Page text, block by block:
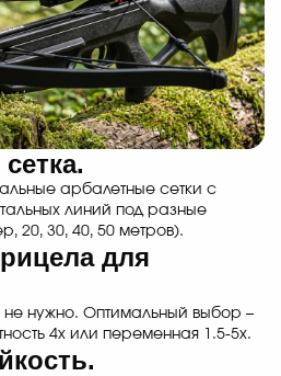
арбалетные сетки с
линий под разные
20, 30, 40, 50 метров).
для
не нужно. Оптимальный выбор –
4х или переменная 1.5-5х.